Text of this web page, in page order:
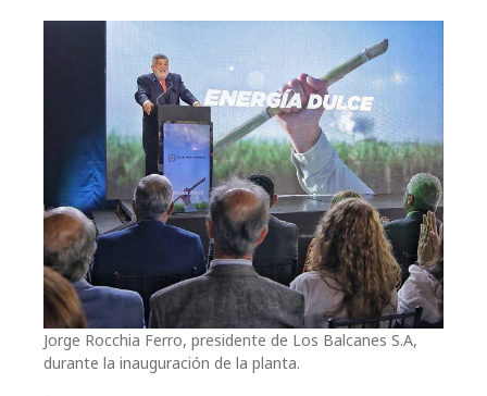
Jorge Rocchia Ferro, presidente de Los Balcanes S.A,
durante la inauguración de la planta.